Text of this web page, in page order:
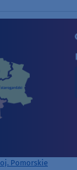
Pomorskie